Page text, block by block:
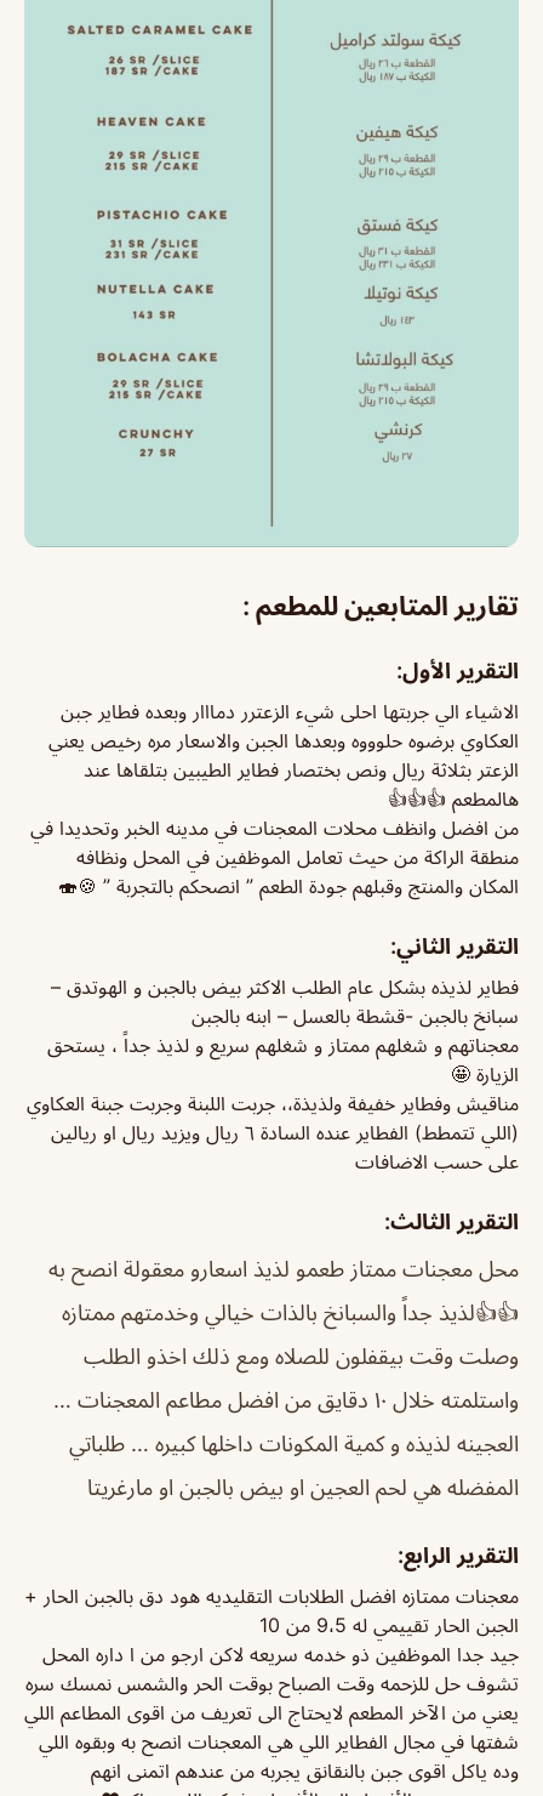
تقارير المتابعين للمطعم :
التقرير الأول:
الاشياء الي جربتها احلى شيء الزعترر دمااار وبعده فطاير جبن
العكاوي برضوه حلوووه وبعدها الجبن والاسعار مره رخيص يعني
الزعتر بثلاثة ريال ونص بختصار فطاير الطيبين بتلقاها عند
هالمطعم 👍👍👍
من افضل وانظف محلات المعجنات في مدينه الخبر وتحديدا في
منطقة الراكة من حيث تعامل الموظفين في المحل ونظافه
المكان والمنتج وقبلهم جودة الطعم ” انصحكم بالتجربة ” 🍪🍣
التقرير الثاني:
فطاير لذيذه بشكل عام الطلب الاكثر بيض بالجبن و الهوتدق –
سبانخ بالجبن -قشطة بالعسل – ابنه بالجبن
معجناتهم و شغلهم ممتاز و شغلهم سريع و لذيذ جداً ، يستحق
الزيارة 🤩
مناقيش وفطاير خفيفة ولذيذة،، جربت اللبنة وجربت جبنة العكاوي
(اللي تتمطط) الفطاير عنده السادة ٦ ريال ويزيد ريال او ريالين
على حسب الاضافات
التقرير الثالث:
محل معجنات ممتاز طعمو لذيذ اسعارو معقولة انصح به
👍👍لذيذ جداً والسبانخ بالذات خيالي وخدمتهم ممتازه
وصلت وقت بيقفلون للصلاه ومع ذلك اخذو الطلب
واستلمته خلال ١٠ دقايق
من افضل مطاعم المعجنات …
العجينه لذيذه و كمية المكونات داخلها كبيره … طلباتي
المفضله هي لحم العجين او بيض بالجبن او مارغريتا
التقرير الرابع:
معجنات ممتازه افضل الطلابات التقليديه هود دق بالجبن الحار +
الجبن الحار تقييمي له 9،5 من 10
جيد جدا الموظفين ذو خدمه سريعه لاكن ارجو من ا داره المحل
تشوف حل للزحمه وقت الصباح بوقت الحر والشمس نمسك سره
يعني من الآخر المطعم لايحتاج الى تعريف من اقوى المطاعم اللي
شفتها في مجال الفطاير اللي هي المعجنات انصح به وبقوه اللي
وده ياكل اقوى جبن بالنقانق يجربه من عندهم اتمنى انهم